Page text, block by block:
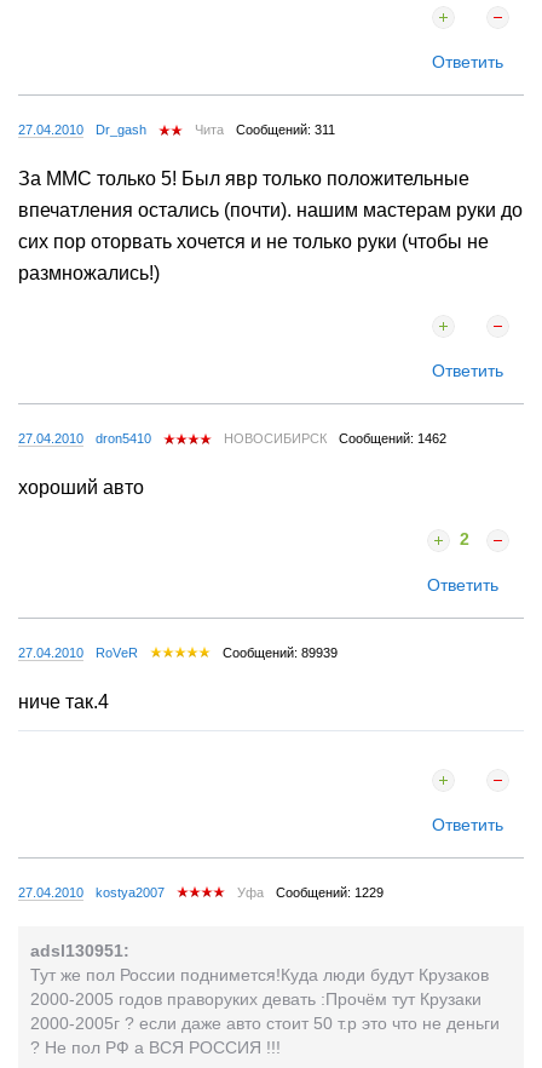
Ответить
27.04.2010 Dr_gash Чита Сообщений: 311
За ММС только 5! Был явр только положительные
впечатления остались (почти). нашим мастерам руки до
сих пор оторвать хочется и не только руки (чтобы не
размножались!)
Ответить
27.04.2010 dron5410 НОВОСИБИРСК Сообщений: 1462
хороший авто
2
Ответить
27.04.2010 RoVеR Сообщений: 89939
ниче так.4
Ответить
27.04.2010 kostya2007 Уфа Сообщений: 1229
adsl130951:
Тут же пол России поднимется!Куда люди будут Крузаков
2000-2005 годов праворуких девать :Прочём тут Крузаки
2000-2005г ? если даже авто стоит 50 т.р это что не деньги
? Не пол РФ а ВСЯ РОССИЯ !!!